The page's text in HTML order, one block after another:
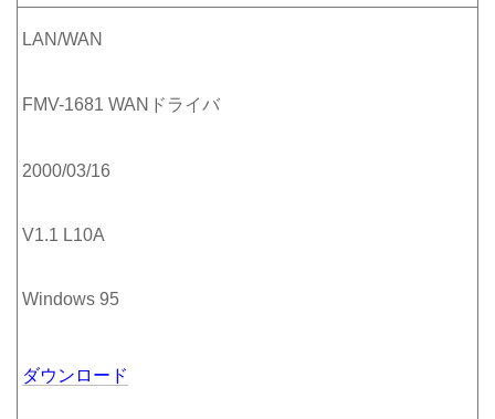
LAN/WAN
FMV-1681 WANドライバ
2000/03/16
V1.1 L10A
Windows 95
ダウンロード